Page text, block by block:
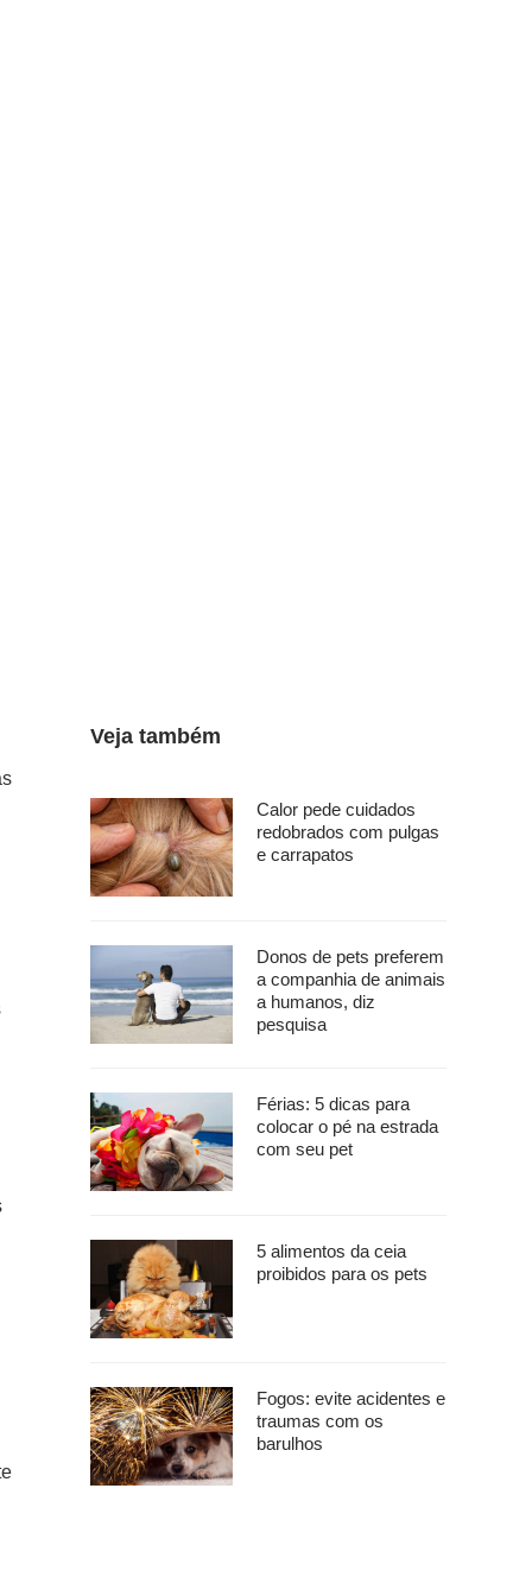
Veja também
Calor pede cuidados
redobrados com pulgas
e carrapatos
Donos de pets preferem
a companhia de animais
a humanos, diz
pesquisa
Férias: 5 dicas para
colocar o pé na estrada
com seu pet
5 alimentos da ceia
proibidos para os pets
Fogos: evite acidentes e
traumas com os
barulhos